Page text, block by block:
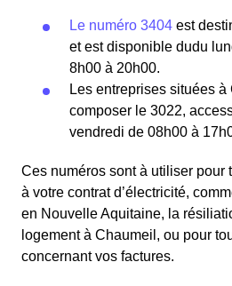
Le numéro 3404 est
et est disponible dudu
8h00 à 20h00.
Les entreprises situées
composer le 3022,
vendredi de 08h00 à
Ces numéros sont à utiliser pour
à votre contrat d’électricité,
en Nouvelle Aquitaine, la
logement à Chaumeil, ou pour
concernant vos factures.